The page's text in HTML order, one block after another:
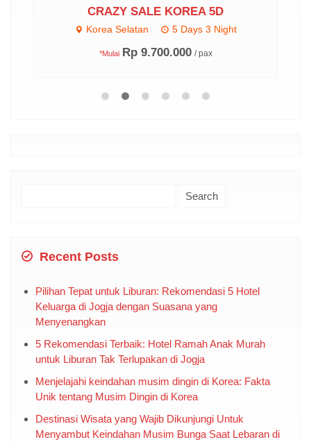
CRAZY SALE KOREA 5D
Korea Selatan 5 Days 3 Night
*Mulai Rp 9.700.000 / pax
Recent Posts
Pilihan Tepat untuk Liburan: Rekomendasi 5 Hotel
Keluarga di Jogja dengan Suasana yang
Menyenangkan
5 Rekomendasi Terbaik: Hotel Ramah Anak Murah
untuk Liburan Tak Terlupakan di Jogja
Menjelajahi keindahan musim dingin di Korea: Fakta
Unik tentang Musim Dingin di Korea
Destinasi Wisata yang Wajib Dikunjungi Untuk
Menyambut Keindahan Musim Bunga Saat Lebaran di